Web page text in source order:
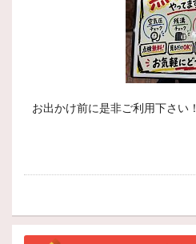
お出かけ前に是非ご利用下さい！